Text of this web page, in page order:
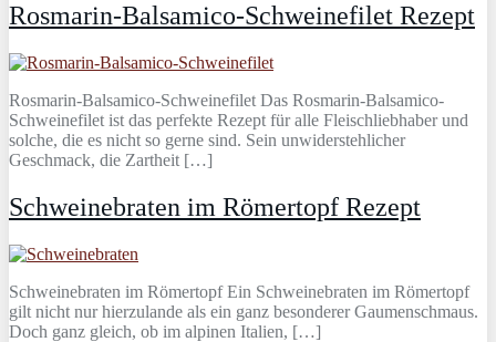
Rosmarin-Balsamico-Schweinefilet Rezept
Rosmarin-Balsamico-Schweinefilet Das Rosmarin-Balsamico-
Schweinefilet ist das perfekte Rezept für alle Fleischliebhaber und
solche, die es nicht so gerne sind. Sein unwiderstehlicher
Geschmack, die Zartheit […]
Schweinebraten im Römertopf Rezept
Schweinebraten im Römertopf Ein Schweinebraten im Römertopf
gilt nicht nur hierzulande als ein ganz besonderer Gaumenschmaus.
Doch ganz gleich, ob im alpinen Italien, […]